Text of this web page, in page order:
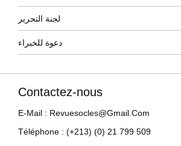
لجنة التحرير
دعوة للخبراء
Contactez-nous
E-Mail : Revuesocles@gmail.com
Téléphone : (+213) (0) 21 799 509